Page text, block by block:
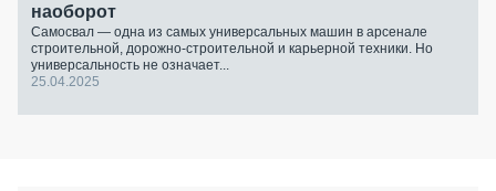
наоборот
Самосвал — одна из самых универсальных машин в арсенале
строительной, дорожно-строительной и карьерной техники. Но
универсальность не означает...
25.04.2025